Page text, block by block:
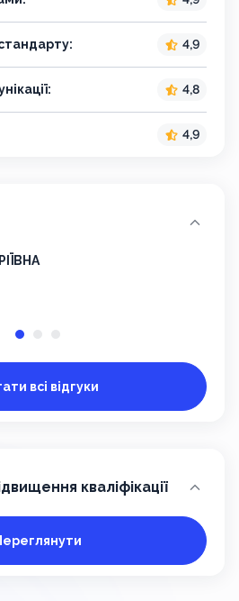
4,9
4,8
4,9
всі відгуки
кваліфікації